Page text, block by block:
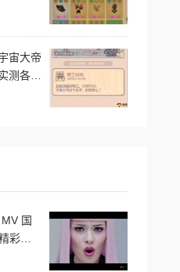
宙大帝
测各选
国
彩音